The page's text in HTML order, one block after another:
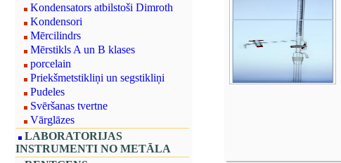
Kondensators atbilstoši Dimroth
Kondensori
Mērcilindrs
Mērstikls A un B klases
porcelain
Priekšmetstikliņi un segstikliņi
Pudeles
Svēršanas tvertne
Vārglāzes
LABORATORIJAS
INSTRUMENTI NO METĀLA